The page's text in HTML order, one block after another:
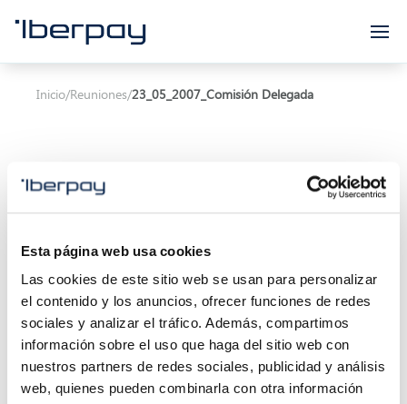
Esta página web usa cookies
Las cookies de este sitio web se usan para personalizar
el contenido y los anuncios, ofrecer funciones de redes
sociales y analizar el tráfico. Además, compartimos
información sobre el uso que haga del sitio web con
nuestros partners de redes sociales, publicidad y análisis
web, quienes pueden combinarla con otra información
Iberpay
Inicio/Reuniones/23_05_2007_Comisión Delegada
Asunto:
Inicio de la reunión:23/05/2007 00:00
Final de la reunión:23/05/2007 00:00
Localización: